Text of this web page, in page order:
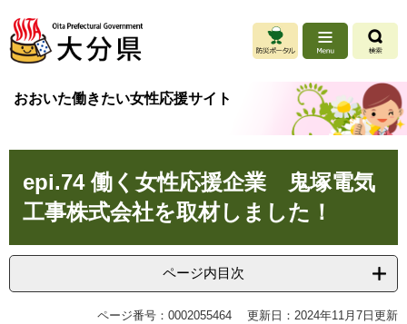
ジ
ュ
おおいた働きたい女性応援サイト
epi.74 働く女性応援企業 鬼塚電気
工事株式会社を取材しました！
ページ内目次
ページ番号：0002055464 更新日：2024年11月7日更新